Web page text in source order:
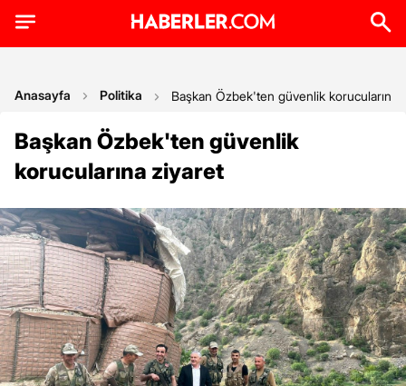
Anasayfa Politika Başkan Özbek'ten güvenlik korucularına
Başkan Özbek'ten güvenlik
korucularına ziyaret